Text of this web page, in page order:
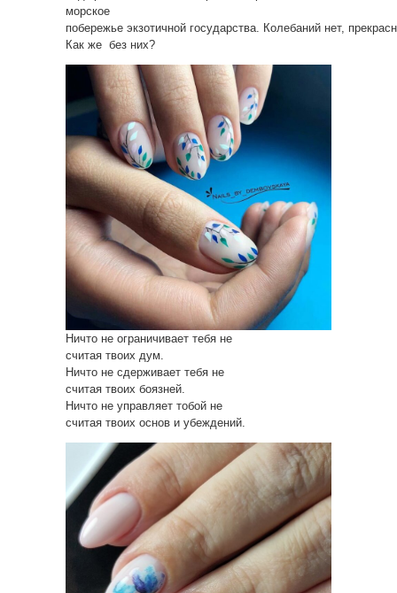
морское
побережье экзотичной государства. Колебаний нет,
Как же без них?
Ничто не ограничивает тебя не
считая твоих дум.
Ничто не сдерживает тебя не
считая твоих боязней.
Ничто не управляет тобой не
считая твоих основ и убеждений.